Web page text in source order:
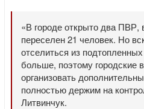
«В городе открыто два ПВР,
переселен 21 человек. Но
отселиться из
больше, поэтому городские
организовать
полностью держим на
Литвинчук.